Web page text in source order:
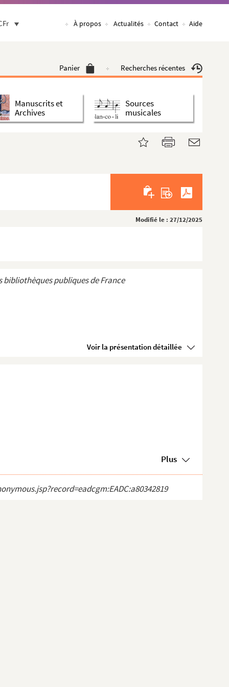
À propos Actualités Contact Aide
Panier Recherches récentes
Manuscrits et
Archives
Sources
musicales
Modifié le : 27/12/2025
publiques de France
Voir la présentation détaillée
Plus